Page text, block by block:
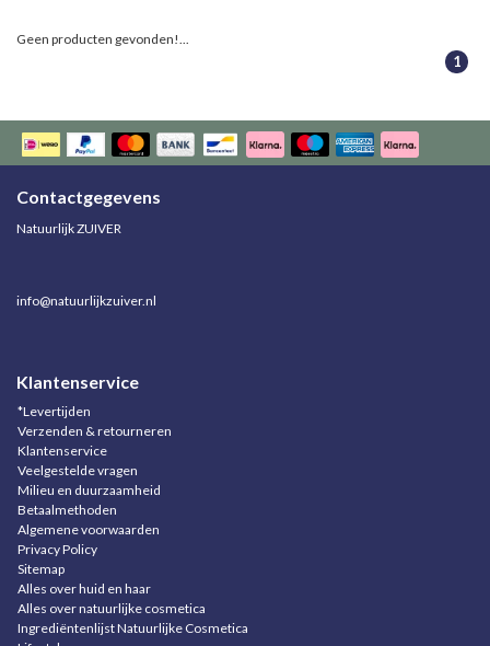
Geen producten gevonden!...
1
Contactgegevens
Natuurlijk ZUIVER
info@natuurlijkzuiver.nl
Klantenservice
*Levertijden
Verzenden & retourneren
Klantenservice
Veelgestelde vragen
Milieu en duurzaamheid
Betaalmethoden
Algemene voorwaarden
Privacy Policy
Sitemap
Alles over huid en haar
Alles over natuurlijke cosmetica
Ingrediëntenlijst Natuurlijke Cosmetica